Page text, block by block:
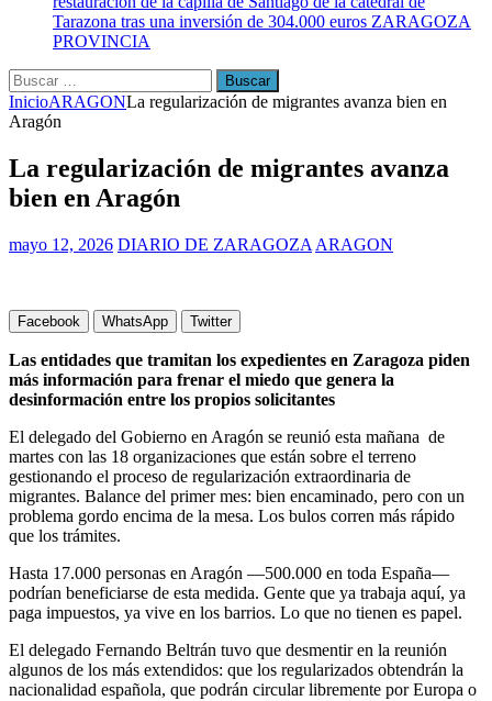
Tarazona tras una inversión de 304.000 euros ZARAGOZA
PROVINCIA
los que interceptaron poco después de robar en el interior de
más de media docena de vehículosZARAGOZA
Buscar:
InicioARAGONLa regularización de migrantes avanza bien en
Aragón
La regularización de migrantes avanza
bien en Aragón
mayo 12, 2026 DIARIO DE ZARAGOZAARAGON
Facebook WhatsApp Twitter
Las entidades que tramitan los expedientes en Zaragoza piden
más información para frenar el miedo que genera la
desinformación entre los propios solicitantes
El delegado del Gobierno en Aragón se reunió esta mañana de
martes con las 18 organizaciones que están sobre el terreno
gestionando el proceso de regularización extraordinaria de
migrantes. Balance del primer mes: bien encaminado, pero con un
problema gordo encima de la mesa. Los bulos corren más rápido
que los trámites.
Hasta 17.000 personas en Aragón —500.000 en toda España—
podrían beneficiarse de esta medida. Gente que ya trabaja aquí, ya
paga impuestos, ya vive en los barrios. Lo que no tienen es papel.
El delegado Fernando Beltrán tuvo que desmentir en la reunión
algunos de los más extendidos: que los regularizados obtendrán la
nacionalidad española, que podrán circular libremente por Europa o